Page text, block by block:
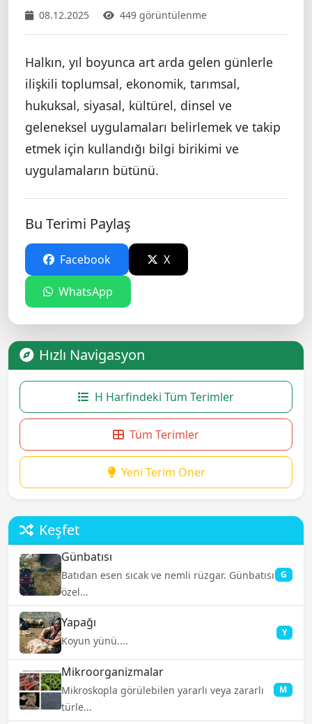
08.12.2025 449 görüntülenme
Halkın, yıl boyunca art arda gelen günlerle
ilişkili toplumsal, ekonomik, tarımsal,
hukuksal, siyasal, kültürel, dinsel ve
geleneksel uygulamaları belirlemek ve takip
etmek için kullandığı bilgi birikimi ve
uygulamaların bütünü.
Bu Terimi Paylaş
Facebook X
WhatsApp
Hızlı Navigasyon
H Harfindeki Tüm Terimler
Tüm Terimler
Yeni Terim Öner
Keşfet
Günbatısı
Batıdan esen sıcak ve nemli rüzgar. Günbatısı
özel...
G
Yapağı
Koyun yünü....
Y
Mikroorganizmalar
Mikroskopla görülebilen yararlı veya zararlı
türle...
M